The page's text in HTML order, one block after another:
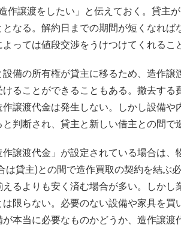
作譲渡をしたい」と伝えておく。貸主
なる。解約日までの期間が短くなれ
っては値段交渉をうけつけてくれるこ
備の所有権が貸主に移るため、造作
ることができることもある。撤去す
譲渡代金は発生しない。しかし設備
判断され、貸主と新しい借主との間で
譲渡代金」が設定されている場合は
は貸主)との間で造作買取の契約を結ぶ
るよりも安く済む場合が多い。しかし
限らない。必要のない設備や家具を買
本当に必要なものかどうか、造作譲